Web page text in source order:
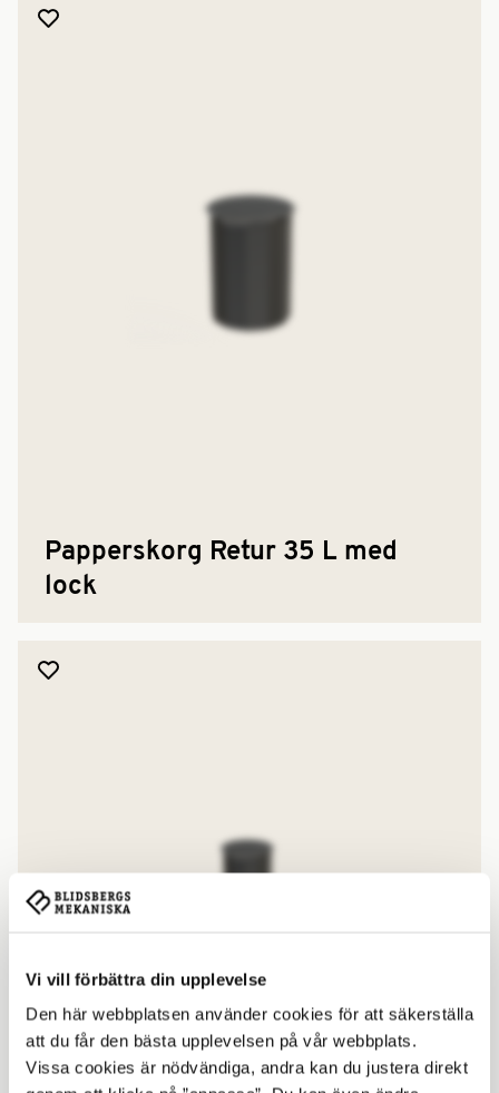
Vi vill förbättra din upplevelse
Den här webbplatsen använder cookies för att säkerställa
att du får den bästa upplevelsen på vår webbplats.
Vissa cookies är nödvändiga, andra kan du justera direkt
Lägg till produkt i favoriter
Papperskorg Retur 35 L med
lock
Lägg till produkt i favoriter